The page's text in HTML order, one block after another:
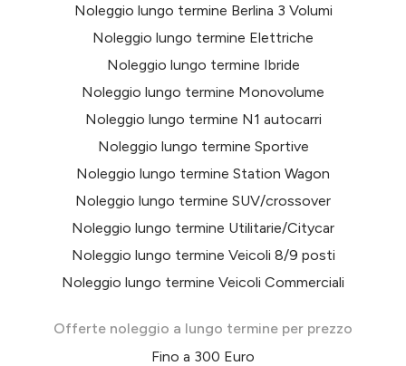
Noleggio lungo termine Berlina 3 Volumi
Noleggio lungo termine Elettriche
Noleggio lungo termine Ibride
Noleggio lungo termine Monovolume
Noleggio lungo termine N1 autocarri
Noleggio lungo termine Sportive
Noleggio lungo termine Station Wagon
Noleggio lungo termine SUV/crossover
Noleggio lungo termine Utilitarie/Citycar
Noleggio lungo termine Veicoli 8/9 posti
Noleggio lungo termine Veicoli Commerciali
Offerte noleggio a lungo termine per prezzo
Fino a 300 Euro